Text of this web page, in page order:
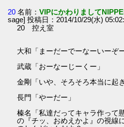
20 名前：VIPにかわりまして
sage] 投稿日：2014/10/29(水)
20 控え室
大和「まーだーでーなーいーぞー
武蔵「おーなーじーくー」
金剛「いや、そろそろ本当に起
長門「やーだー」
榛名「私達だってキャラ作って
の『チッ、おめえかよ』の視線